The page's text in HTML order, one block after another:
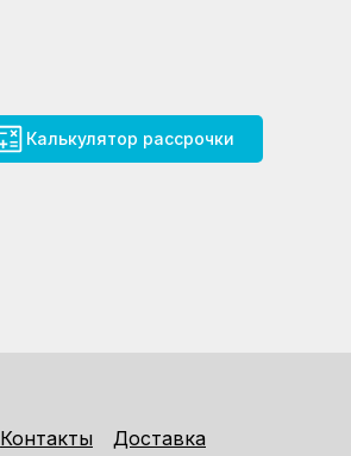
Калькулятор рассрочки
Контакты Доставка